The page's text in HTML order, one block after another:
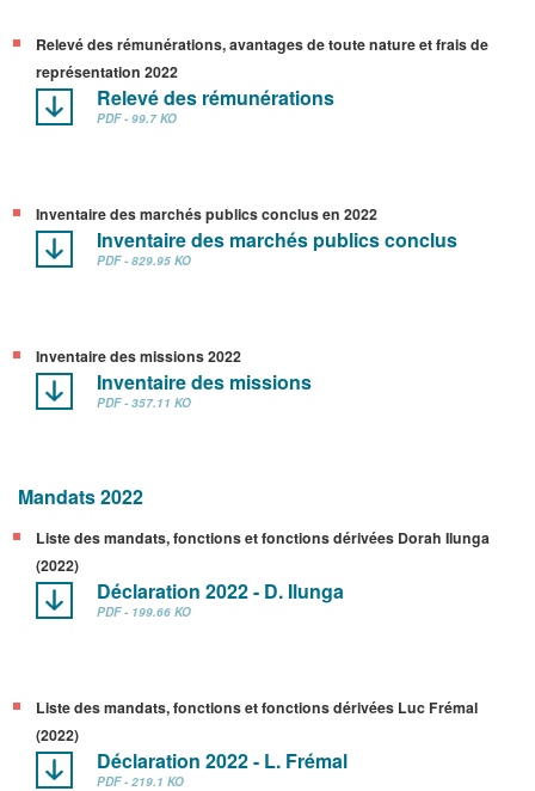
Relevé des rémunérations, avantages de toute nature et frais de
représentation 2022
Relevé des rémunérations
PDF - 99.7 KO
Inventaire des marchés publics conclus en 2022
Inventaire des marchés publics conclus
PDF - 829.95 KO
Inventaire des missions 2022
Inventaire des missions
PDF - 357.11 KO
Mandats 2022
Liste des mandats, fonctions et fonctions dérivées Dorah Ilunga
(2022)
Déclaration 2022 - D. Ilunga
PDF - 199.66 KO
Liste des mandats, fonctions et fonctions dérivées Luc Frémal
(2022)
Déclaration 2022 - L. Frémal
PDF - 219.1 KO